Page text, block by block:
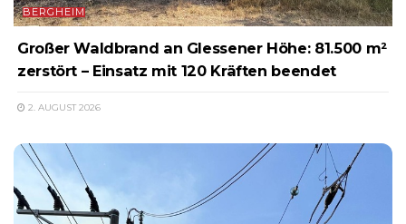
BERGHEIM
Großer Waldbrand an Glessener Höhe: 81.500 m²
zerstört – Einsatz mit 120 Kräften beendet
2. AUGUST 2026